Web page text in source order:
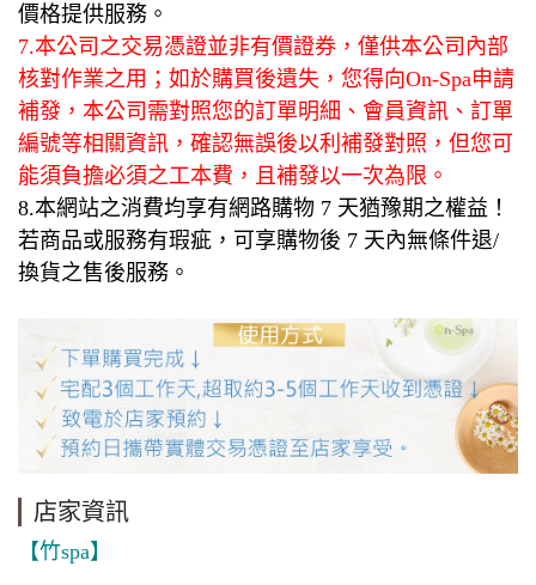
價格提供服務。
7.本公司之交易憑證並非有價證券，僅供本公司內部
核對作業之用；如於購買後遺失，您得向On-Spa申請
補發，本公司需對照您的訂單明細、會員資訊、訂單
編號等相關資訊，確認無誤後以利補發對照，但您可
能須負擔必須之工本費，且補發以一次為限。
8.本網站之消費均享有網路購物 7 天猶豫期之權益！
若商品或服務有瑕疵，可享購物後 7 天內無條件退/
換貨之售後服務。
店家資訊
【竹spa】